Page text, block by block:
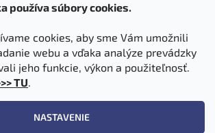
používa súbory cookies.
cookies, aby sme Vám umožnili
webu a vďaka analýze prevádzky
jeho funkcie, výkon a použiteľnosť.
TU.
NASTAVENIE
online platby